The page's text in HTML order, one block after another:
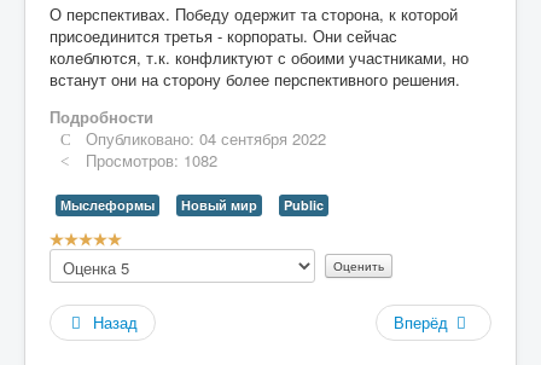
О перспективах. Победу одержит та сторона, к которой
присоединится третья - корпораты. Они сейчас
колеблются, т.к. конфликтуют с обоими участниками, но
встанут они на сторону более перспективного решения.
Подробности
Опубликовано: 04 сентября 2022
Просмотров: 1082
Мыслеформы Новый мир Public
Рейтинг:
/
Пожалуйста,
оцените
Назад
Вперёд